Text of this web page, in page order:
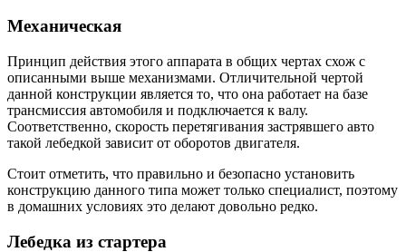
Механическая
Принцип действия этого аппарата в общих чертах схож с
описанными выше механизмами. Отличительной чертой
данной конструкции является то, что она работает на базе
трансмиссия автомобиля и подключается к валу.
Соответственно, скорость перетягивания застрявшего авто
такой лебедкой зависит от оборотов двигателя.
Стоит отметить, что правильно и безопасно установить
конструкцию данного типа может только специалист, поэтому
в домашних условиях это делают довольно редко.
Лебедка из стартера